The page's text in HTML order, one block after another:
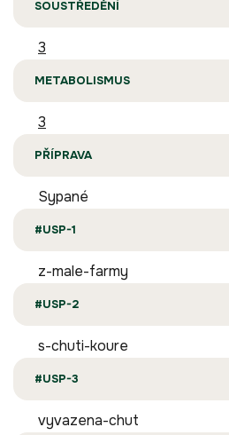
SOUSTŘEDĚNÍ
3
METABOLISMUS
3
PŘÍPRAVA
Sypané
#USP-1
z-male-farmy
#USP-2
s-chuti-koure
#USP-3
vyvazena-chut